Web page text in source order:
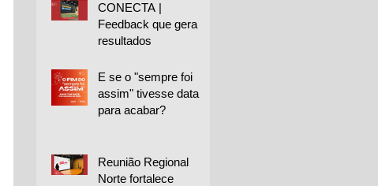
CONECTA |
Feedback que gera
resultados
E se o "sempre foi
assim" tivesse data
para acabar?
Reunião Regional
Norte fortalece